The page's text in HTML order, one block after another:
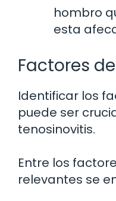
hombro
esta
Factores
Identificar los
puede ser
tenosinovitis.
Entre los
relevantes se